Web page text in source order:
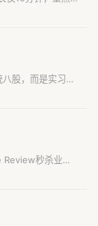
跳检索概念的了
股，而是实习稳
倾向。
Review秒杀业务
知异常处理、事